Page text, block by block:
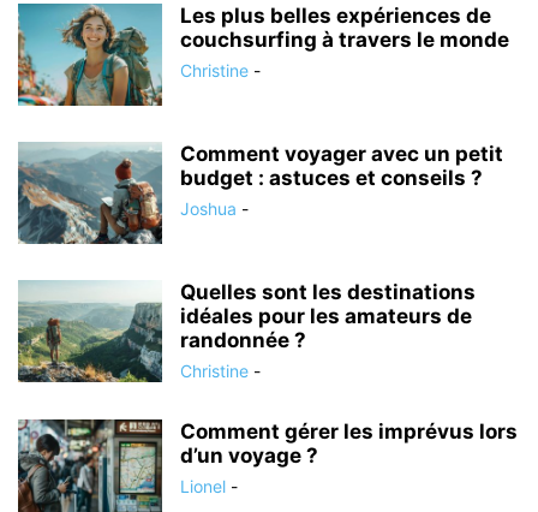
Les plus belles expériences de
couchsurfing à travers le monde
Christine -
Comment voyager avec un petit
budget : astuces et conseils ?
Joshua -
Quelles sont les destinations
idéales pour les amateurs de
randonnée ?
Christine -
Comment gérer les imprévus lors
d’un voyage ?
Lionel -